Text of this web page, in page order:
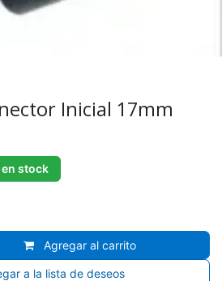
Inicial 17mm
stock
Agregar al carrito
a la lista de deseos